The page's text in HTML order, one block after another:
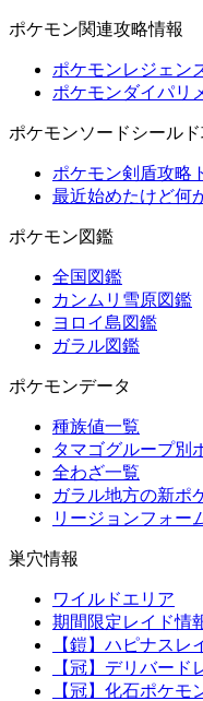
ポケモン関連攻略情報
ポケモンレジェン
ポケモンダイパリ
ポケモンソードシール
ポケモン剣盾攻略
最近始めたけど何
ポケモン図鑑
全国図鑑
カンムリ雪原図鑑
ヨロイ島図鑑
ガラル図鑑
ポケモンデータ
種族値一覧
タマゴグループ別
全わざ一覧
ガラル地方の新ポ
リージョンフォー
巣穴情報
ワイルドエリア
期間限定レイド情
【鎧】ハピナスレ
【冠】デリバード
【冠】化石ポケモ